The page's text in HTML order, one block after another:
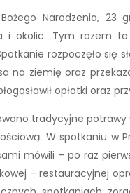
Narodzenia,
i okolic. Tym razem to
rozpoczęło się
na ziemię oraz
opłatki oraz
tradycyjne potrawy
W spotkaniu w
mówili – po raz
– restauracyjnej